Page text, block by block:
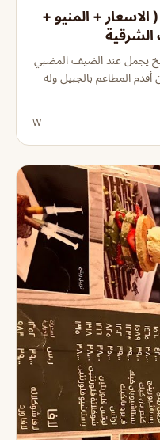
+ المنيو +
الشرقية
يجمل عند الضيف المضبي
أقدم المطاعم بالجبيل وله
W